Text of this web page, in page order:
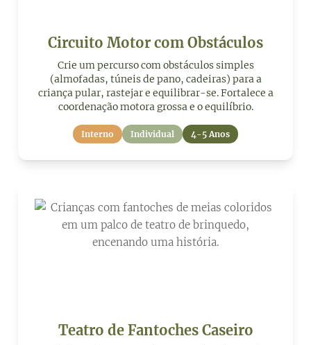
Circuito Motor com Obstáculos
Crie um percurso com obstáculos simples
(almofadas, túneis de pano, cadeiras) para a
criança pular, rastejar e equilibrar-se. Fortalece a
coordenação motora grossa e o equilíbrio.
Interno Individual 4-5 Anos
Teatro de Fantoches Caseiro